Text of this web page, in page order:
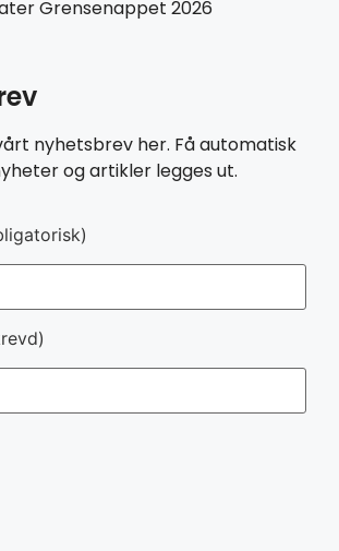
Grensenappet 2026
nyhetsbrev her. Få automatisk
og artikler legges ut.